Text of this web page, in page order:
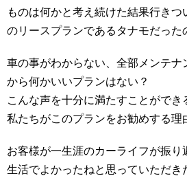
ものは何かと考え続けた結果行きつ
のリースプランであるタナモだった
車の事がわからない、全部メンテナ
から何かいいプランはない？
こんな声を十分に満たすことができ
私たちがこのプランをお勧めする理
お客様が一生涯のカーライフが振り
生活でよかったねと思っていただき